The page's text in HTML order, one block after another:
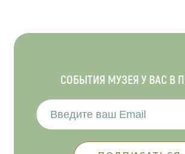
СОБЫТИЯ МУЗЕЯ У ВАС В